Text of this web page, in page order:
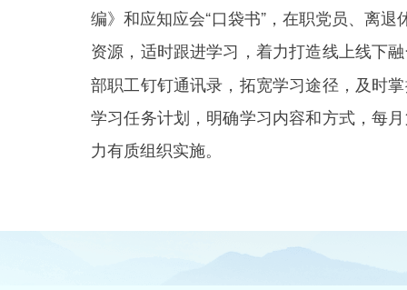
编》和应知应会“口袋书”，在职党员、离退
资源，适时跟进学习，着力打造线上线下
部职工钉钉通讯录，拓宽学习途径，及时
学习任务计划，明确学习内容和方式，每
力有质组织实施。